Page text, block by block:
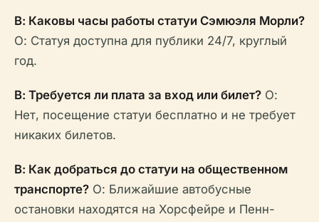
В: Каковы часы работы статуи Сэмюэля Морли?
О: Статуя доступна для публики 24/7, круглый
год.
В: Требуется ли плата за вход или билет? О:
Нет, посещение статуи бесплатно и не требует
никаких билетов.
В: Как добраться до статуи на общественном
транспорте? О: Ближайшие автобусные
остановки находятся на Хорсфейре и Пенн-